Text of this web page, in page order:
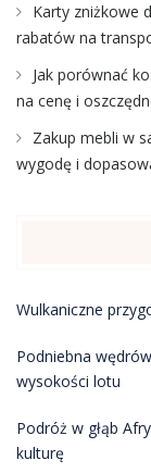
Karty zniżkowe
rabatów na
Jak porównać
na cenę i
Zakup mebli w
wygodę i
Wulkaniczne
Podniebna
wysokości lotu
Podróż w głąb
kulturę